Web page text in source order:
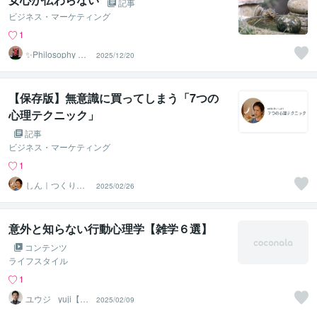
記事
ビジネス・マーケティング
1
✨Philosophy Va
2025/12/20
【保存版】無意識に買ってしまう「7つの
心理テクニック」
記事
ビジネス・マーケティング
1
しん｜つくり手
応援サポーター
2025/02/26
意外と知らない行動心理学【雑学６選】
コンテンツ
ライフスタイル
1
ユウジ_ yuji【心
理学で悩みを解
2025/02/09